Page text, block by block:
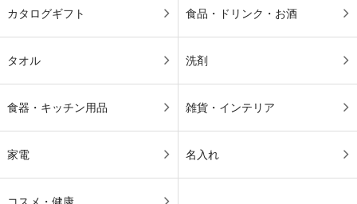
カタログギフト 食品・ドリンク・お酒
タオル 洗剤
食器・キッチン用品 雑貨・インテリア
家電 名入れ